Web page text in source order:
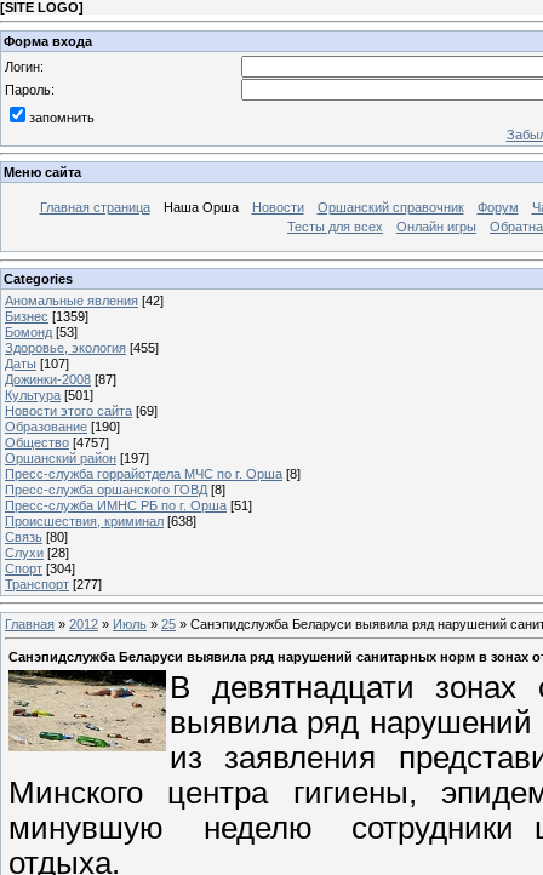
[SITE LOGO]
Форма входа
Логин:
Пароль:
запомнить
Меню сайта
Главная страница Наша Орша Новости Оршанский справочник Форум
Тесты для всех
Онлайн игры
Categories
Аномальные явления [42]
Бизнес [1359]
Бомонд [53]
Здоровье, экология [455]
Даты [107]
Дожинки-2008 [87]
Культура [501]
Новости этого сайта [69]
Образование [190]
Общество [4757]
Оршанский район [197]
Пресс-служба горрайотдела МЧС по г. Орша [8]
Пресс-служба оршанского ГОВД [8]
Пресс-служба ИМНС РБ по г. Орша [51]
Проиcшествия, криминал [638]
Связь [80]
Слухи [28]
Спорт [304]
Транспорт [277]
Главная » 2012 » Июль » 25 » Санэпидслужба Беларуси выявила ряд нарушений
Санэпидслужба Беларуси выявила ряд нарушений санитарных норм в зонах
В девятнадцати зонах
выявила ряд нарушений
из заявления
Минского центра гигиены,
минувшую неделю сотрудники
отдыха.